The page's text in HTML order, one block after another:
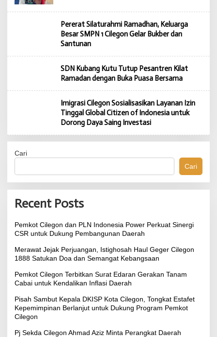
Pererat Silaturahmi Ramadhan, Keluarga
Besar SMPN 1 Cilegon Gelar Bukber dan
Santunan
SDN Kubang Kutu Tutup Pesantren Kilat
Ramadan dengan Buka Puasa Bersama
Imigrasi Cilegon Sosialisasikan Layanan Izin
Tinggal Global Citizen of Indonesia untuk
Dorong Daya Saing Investasi
Cari
Cari
Recent Posts
Pemkot Cilegon dan PLN Indonesia Power Perkuat Sinergi
CSR untuk Dukung Pembangunan Daerah
Merawat Jejak Perjuangan, Istighosah Haul Geger Cilegon
1888 Satukan Doa dan Semangat Kebangsaan
Pemkot Cilegon Terbitkan Surat Edaran Gerakan Tanam
Cabai untuk Kendalikan Inflasi Daerah
Pisah Sambut Kepala DKISP Kota Cilegon, Tongkat Estafet
Kepemimpinan Berlanjut untuk Dukung Program Pemkot
Cilegon
Pj Sekda Cilegon Ahmad Aziz Minta Perangkat Daerah